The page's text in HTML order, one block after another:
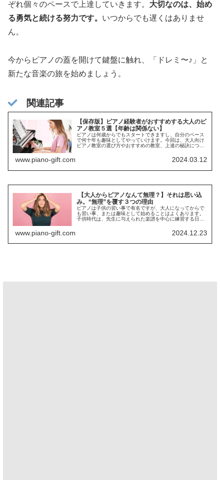
ぞれ個々のペースで上達していきます。 大切なのは、始め
る勇気と続ける努力です。 いつからでも遅くはありませ
ん。
今からピアノの蓋を開けて鍵盤に触れ、「ドレミ〜♪」と
新たな音楽の旅を始めましょう。
関連記事
【保存版】ピアノ経験者がおすすめする大人のピ
アノ教室５選【年齢は関係ない】
ピアノは何歳からでもスタートできますし、自分のペース
で何十年も趣味としてやっていけます。今回は、大人向け
ピアノ教室の選び方やおすすめの教室、上達の秘訣につい
www.piano-gift.com 2024.03.12
【大人からピアノなんて無理？】それは思い込
み。“無理”を覆す３つの理由
ピアノは子供の習い事で有名ですが、大人になってからで
も習い事、または趣味として始めることはよくあります。
子供時代は、先生に与えられた楽譜を中心に練習する日々
www.piano-gift.com 2024.12.23